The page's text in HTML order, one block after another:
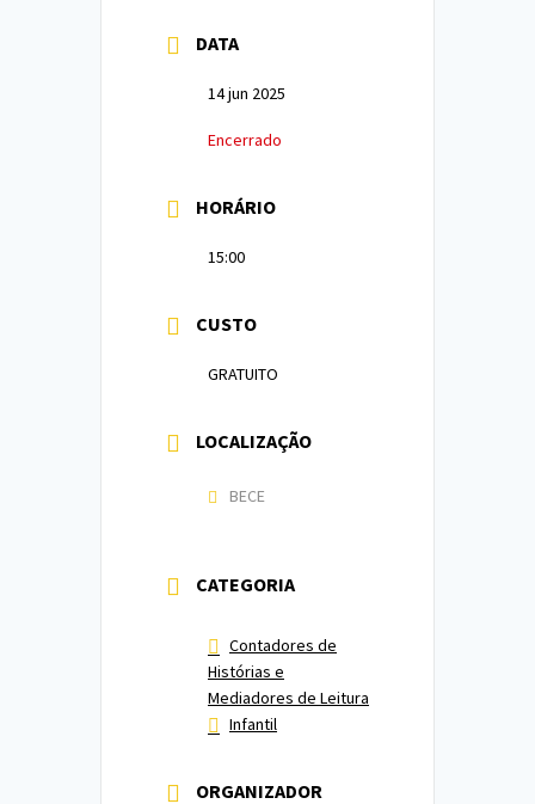
DATA
14 jun 2025
Encerrado
HORÁRIO
15:00
CUSTO
GRATUITO
LOCALIZAÇÃO
BECE
CATEGORIA
Contadores de
Histórias e
Mediadores de Leitura
Infantil
ORGANIZADOR